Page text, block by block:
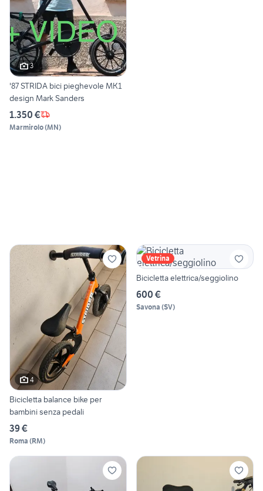
3
'87 STRIDA bici pieghevole MK1
design Mark Sanders
1.350 €
Marmirolo(MN)
4
Bicicletta balance bike per
bambini senza pedali
39 €
Roma (RM)
Vetrina
Bicicletta elettrica/seggiolino
600 €
Savona (SV)